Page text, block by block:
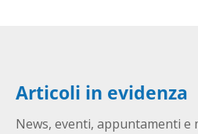
Articoli in evidenza
News, eventi, appuntamenti e